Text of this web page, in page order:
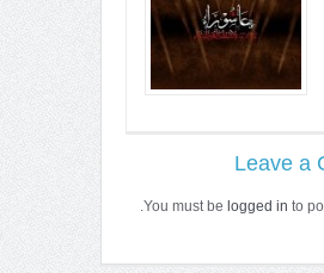
Leave a
You must be logged in to